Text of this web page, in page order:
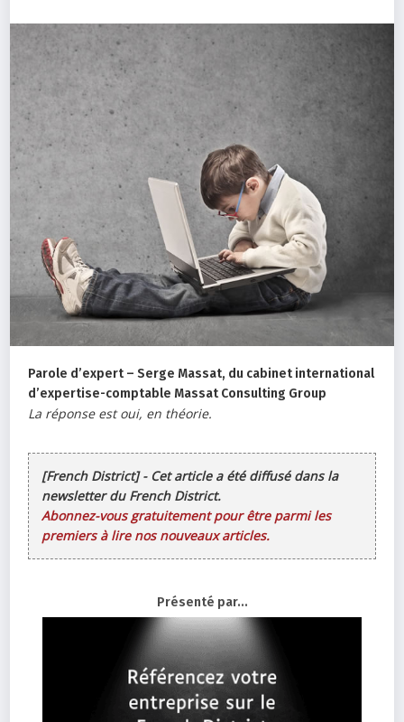
Parole d’expert – Serge Massat, du cabinet international
d’expertise-comptable Massat Consulting Group
La réponse est oui, en théorie.
[French District] - Cet article a été diffusé dans la
newsletter du French District.
Abonnez-vous gratuitement pour être parmi les
premiers à lire nos nouveaux articles.
Présenté par...